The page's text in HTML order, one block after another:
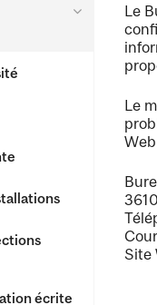
Toggle
L’Université
installations
écrite
Le
Le
Site